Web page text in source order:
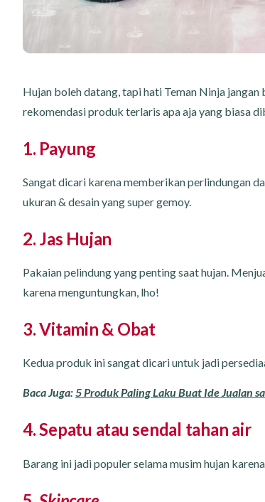
Hujan boleh datang, tapi hati Teman Ninja
rekomendasi produk terlaris apa aja yang biasa
1. Payung
Sangat dicari karena memberikan perlindungan
ukuran & desain yang super gemoy.
2. Jas Hujan
Pakaian pelindung yang penting saat hujan.
karena menguntungkan, lho!
3. Vitamin & Obat
Kedua produk ini sangat dicari untuk jadi
Baca Juga:5 Produk Paling Laku Buat Ide Jualan
4. Sepatu atau sendal tahan air
Barang ini jadi populer selama musim hujan